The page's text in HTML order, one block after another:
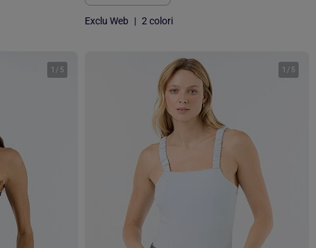
Exclu Web | 2 colori
1 / 5 1 / 5